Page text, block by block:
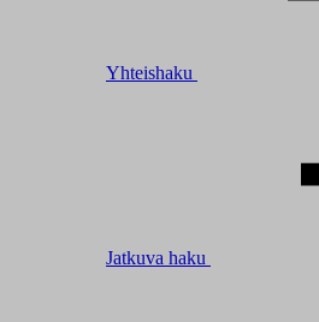
Yhteishaku
Jatkuva haku